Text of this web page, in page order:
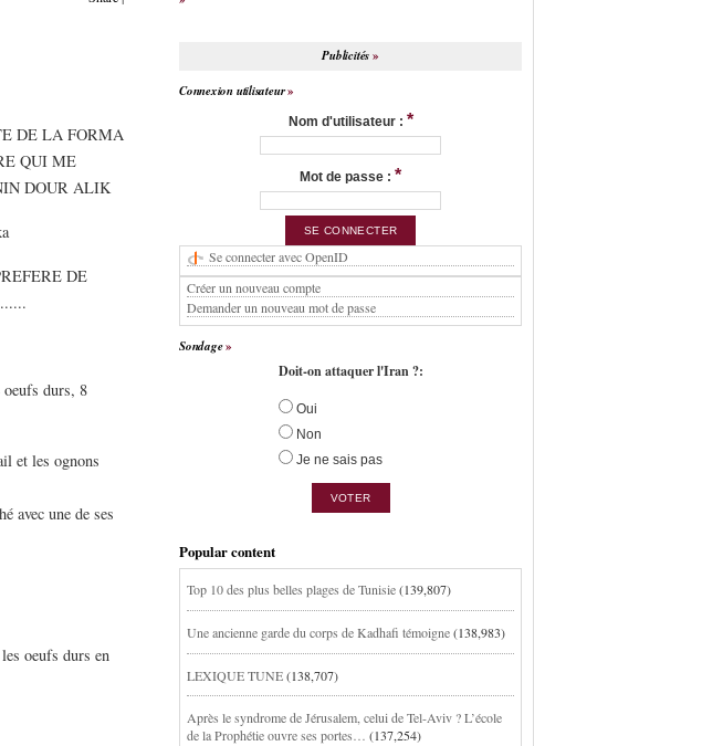
DE LA FORMA
QUI ME
DOUR ALIK
DE
durs, 8
et les ognons
avec une de ses
oeufs durs en
Publicités
Connexion utilisateur
Nom d'utilisateur : *
Mot de passe : *
Se connecter avec OpenID
Créer un nouveau compte
Demander un nouveau mot de passe
Sondage
Doit-on attaquer l'Iran ?:
Oui
Non
Je ne sais pas
Popular content
Top 10 des plus belles plages de Tunisie(139,807)
Une ancienne garde du corps de Kadhafi témoigne(138,983)
LEXIQUE TUNE(138,707)
Après le syndrome de Jérusalem, celui de Tel-Aviv ? L’école
de la Prophétie ouvre ses portes…
(137,254)